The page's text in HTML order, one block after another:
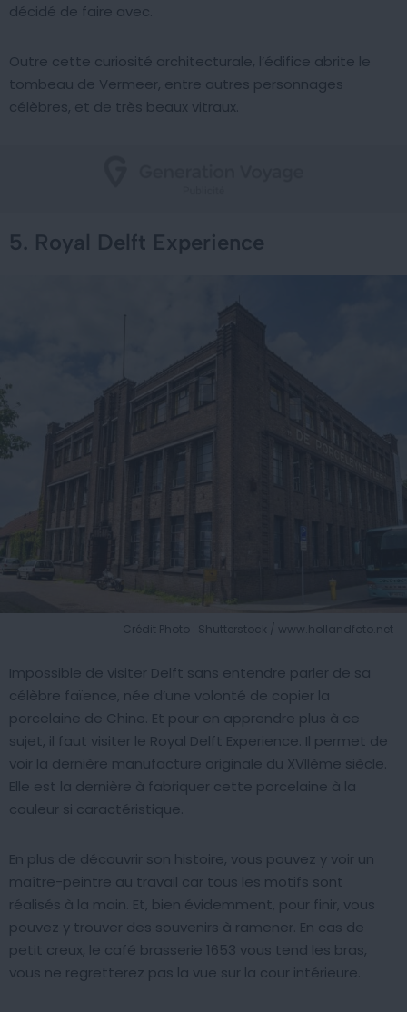
décidé de faire avec.
Outre cette curiosité architecturale, l’édifice abrite le
tombeau de Vermeer, entre autres personnages
célèbres, et de très beaux vitraux.
5. Royal Delft Experience
Crédit Photo : Shutterstock / www.hollandfoto.net
Impossible de visiter Delft sans entendre parler de sa
célèbre faïence, née d’une volonté de copier la
porcelaine de Chine. Et pour en apprendre plus à ce
sujet, il faut visiter le Royal Delft Experience. Il permet de
voir la dernière manufacture originale du XVIIème siècle.
Elle est la dernière à fabriquer cette porcelaine à la
couleur si caractéristique.
En plus de découvrir son histoire, vous pouvez y voir un
maître-peintre au travail car tous les motifs sont
réalisés à la main. Et, bien évidemment, pour finir, vous
pouvez y trouver des souvenirs à ramener. En cas de
petit creux, le café brasserie 1653 vous tend les bras,
vous ne regretterez pas la vue sur la cour intérieure.